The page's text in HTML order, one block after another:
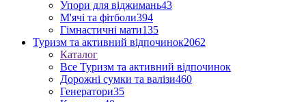
Упори для віджимань43
М'ячі та фітболи394
Гімнастичні мати135
Туризм та активний відпочинок2062
Каталог
Все Туризм та активний відпочинок
Дорожні сумки та валізи460
Генератори35